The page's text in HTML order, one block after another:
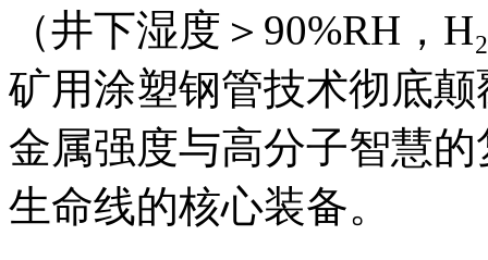
（井下湿度＞90%RH，
矿用涂塑钢管技术彻底
金属强度与高分子智慧
生命线的核心装备。